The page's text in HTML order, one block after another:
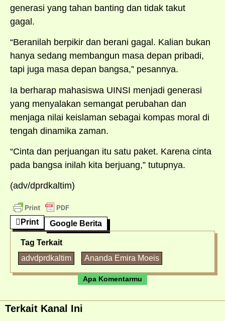
generasi yang tahan banting dan tidak takut
gagal.
“Beranilah berpikir dan berani gagal. Kalian bukan
hanya sedang membangun masa depan pribadi,
tapi juga masa depan bangsa,” pesannya.
Ia berharap mahasiswa UINSI menjadi generasi
yang menyalakan semangat perubahan dan
menjaga nilai keislaman sebagai kompas moral di
tengah dinamika zaman.
“Cinta dan perjuangan itu satu paket. Karena cinta
pada bangsa inilah kita berjuang,” tutupnya.
(adv/dprdkaltim)
Print Google Berita
Tag Terkait
advdprdkaltim
Ananda Emira Moeis
Apa Komentarmu
Terkait Kanal Ini